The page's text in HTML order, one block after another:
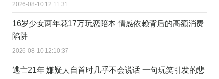
2026-08-10 12:11:31
16岁少女两年花17万玩恋陪本 情感依赖背后的高额消费
陷阱
2026-08-10 12:10:37
逃亡21年 嫌疑人自首时几乎不会说话 一句玩笑引发的悲